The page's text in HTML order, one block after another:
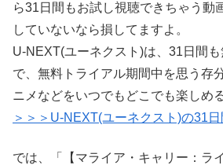
ら31日間もお試し視聴できちゃう動
していないなら損してますよ。
U-NEXT(ユーネクスト)は、31日間
で、無料トライアル期間中を思う存
ニメなどをいつでもどこでも楽しめ
＞＞＞U-NEXT(ユーネクスト)の31
では、「【マライア・キャリー：ラ